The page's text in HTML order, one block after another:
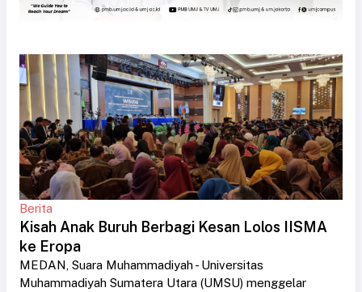
Berita
Kisah Anak Buruh Berbagi Kesan Lolos IISMA
ke Eropa
MEDAN, Suara Muhammadiyah - Universitas
Muhammadiyah Sumatera Utara (UMSU) menggelar